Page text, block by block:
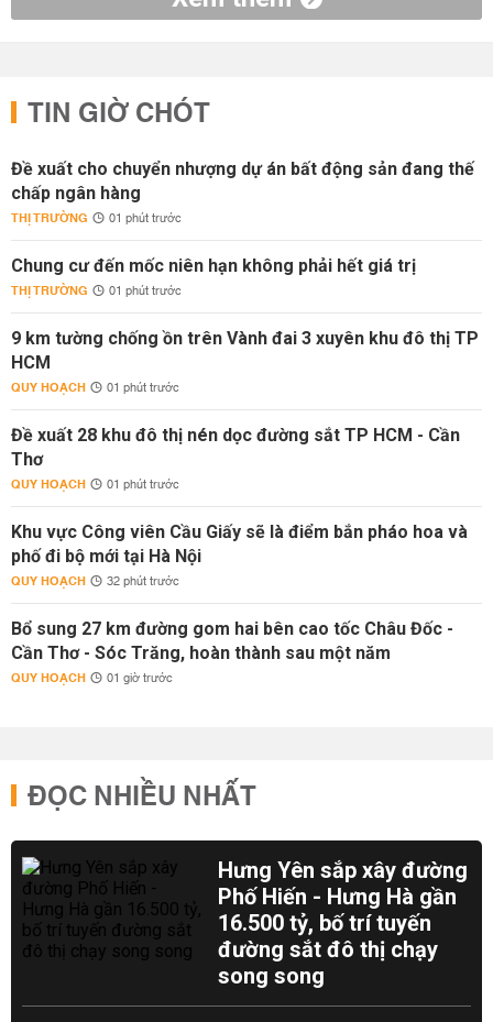
TIN GIỜ CHÓT
Đề xuất cho chuyển nhượng dự án bất động sản đang thế
chấp ngân hàng
THỊ TRƯỜNG 01 phút trước
Chung cư đến mốc niên hạn không phải hết giá trị
THỊ TRƯỜNG 01 phút trước
9 km tường chống ồn trên Vành đai 3 xuyên khu đô thị TP
HCM
QUY HOẠCH 01 phút trước
Đề xuất 28 khu đô thị nén dọc đường sắt TP HCM - Cần
Thơ
QUY HOẠCH 01 phút trước
Khu vực Công viên Cầu Giấy sẽ là điểm bắn pháo hoa và
phố đi bộ mới tại Hà Nội
QUY HOẠCH 32 phút trước
Bổ sung 27 km đường gom hai bên cao tốc Châu Đốc -
Cần Thơ - Sóc Trăng, hoàn thành sau một năm
QUY HOẠCH 01 giờ trước
ĐỌC NHIỀU NHẤT
Hưng Yên sắp xây đường
Phố Hiến - Hưng Hà gần
16.500 tỷ, bố trí tuyến
đường sắt đô thị chạy
song song